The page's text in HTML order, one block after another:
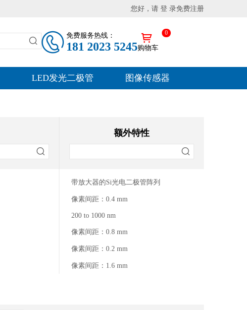
您好，请 登 录免费注册
免费服务热线：
181 2023 5245购物车
0
LED发光二极管 图像传感器
额外特性
带放大器的Si光电二极管阵列
像素间距：0.4 mm
200 to 1000 nm
像素间距：0.8 mm
像素间距：0.2 mm
像素间距：1.6 mm